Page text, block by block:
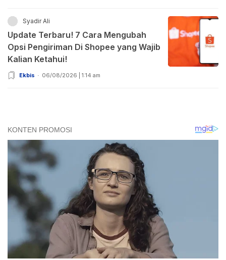
Syadir Ali
Update Terbaru! 7 Cara Mengubah
Opsi Pengiriman Di Shopee yang Wajib
Kalian Ketahui!
Ekbis 06/08/2026 | 1:14 am